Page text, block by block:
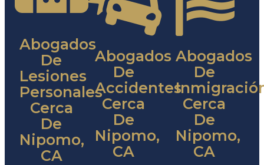
Abogados
De
Lesiones
Personales
Cerca
De
Nipomo,
CA
Abogados
De
Accidentes
Cerca
De
Nipomo,
CA
Abogados
De
Cerca
De
Nipomo,
CA